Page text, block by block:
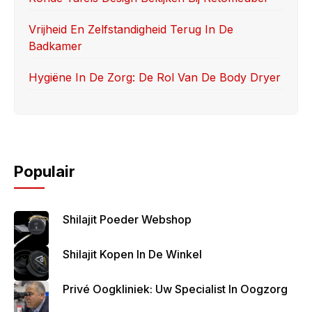
Vrijheid En Zelfstandigheid Terug In De
Badkamer
Hygiëne In De Zorg: De Rol Van De Body Dryer
Populair
Shilajit Poeder Webshop
Shilajit Kopen In De Winkel
Privé Oogkliniek: Uw Specialist In Oogzorg